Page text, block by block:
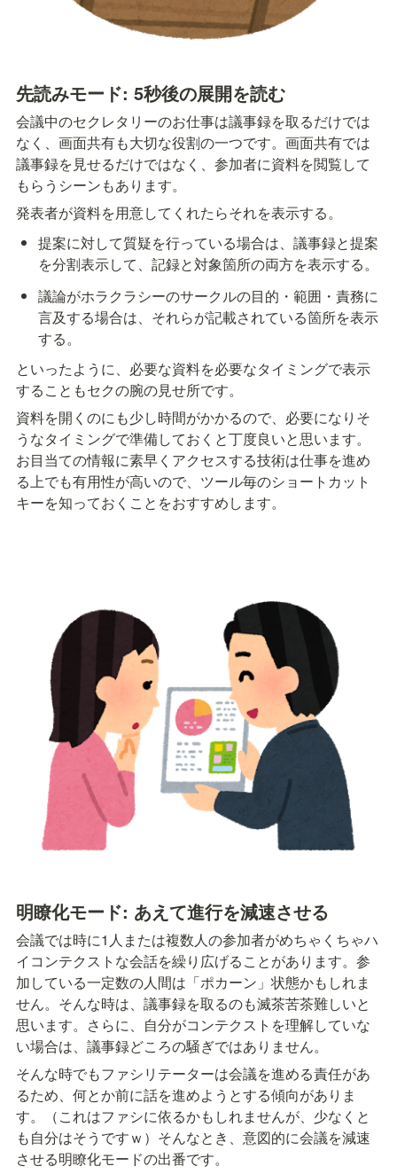
先読みモード: 5秒後の展開を読む
会議中のセクレタリーのお仕事は議事録を取るだけでは
なく、画面共有も大切な役割の一つです。画面共有では
議事録を見せるだけではなく、参加者に資料を閲覧して
もらうシーンもあります。
発表者が資料を用意してくれたらそれを表示する。
提案に対して質疑を行っている場合は、議事録と提案
を分割表示して、記録と対象箇所の両方を表示する。
議論がホラクラシーのサークルの目的・範囲・責務に
言及する場合は、それらが記載されている箇所を表示
する。
といったように、必要な資料を必要なタイミングで表示
することもセクの腕の見せ所です。
資料を開くのにも少し時間がかかるので、必要になりそ
うなタイミングで準備しておくと丁度良いと思います。
お目当ての情報に素早くアクセスする技術は仕事を進め
る上でも有用性が高いので、ツール毎のショートカット
キーを知っておくことをおすすめします。
明瞭化モード: あえて進行を減速させる
会議では時に1人または複数人の参加者がめちゃくちゃハ
イコンテクストな会話を繰り広げることがあります。参
加している一定数の人間は「ポカーン」状態かもしれま
せん。そんな時は、議事録を取るのも滅茶苦茶難しいと
思います。さらに、自分がコンテクストを理解していな
い場合は、議事録どころの騒ぎではありません。
そんな時でもファシリテーターは会議を進める責任があ
るため、何とか前に話を進めようとする傾向がありま
す。（これはファシに依るかもしれませんが、少なくと
も自分はそうですｗ）そんなとき、意図的に会議を減速
させる明瞭化モードの出番です。